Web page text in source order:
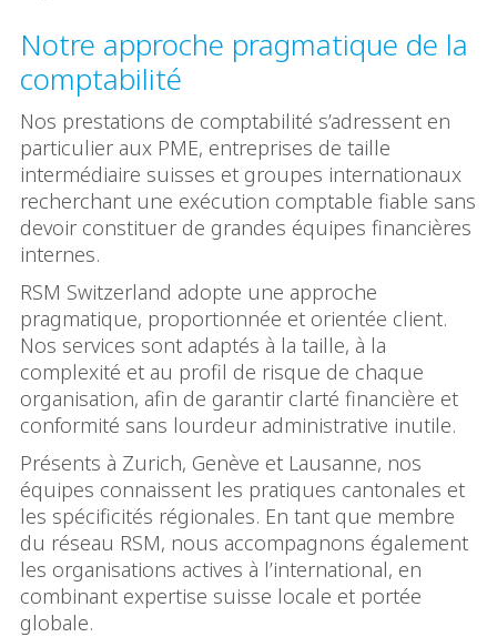
Notre approche pragmatique de la
comptabilité
Nos prestations de comptabilité s’adressent en
particulier aux PME, entreprises de taille
intermédiaire suisses et groupes internationaux
recherchant une exécution comptable fiable sans
devoir constituer de grandes équipes financières
internes.
RSM Switzerland adopte une approche
pragmatique, proportionnée et orientée client.
Nos services sont adaptés à la taille, à la
complexité et au profil de risque de chaque
organisation, afin de garantir clarté financière et
conformité sans lourdeur administrative inutile.
Présents à Zurich, Genève et Lausanne, nos
équipes connaissent les pratiques cantonales et
les spécificités régionales. En tant que membre
du réseau RSM, nous accompagnons également
les organisations actives à l’international, en
combinant expertise suisse locale et portée
globale.